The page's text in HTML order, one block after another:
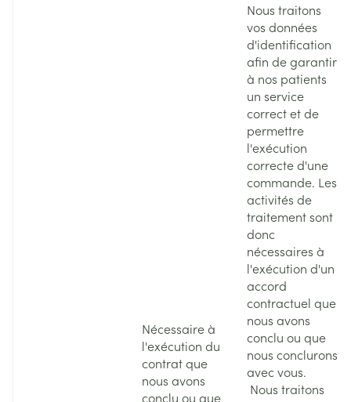
Nécessaire à
l'exécution du
contrat que
nous avons
conclu ou que
Nous traitons
vos données
d'identification
afin de garantir
à nos patients
un service
correct et de
permettre
l'exécution
correcte d'une
commande. Les
activités de
traitement sont
donc
nécessaires à
l'exécution d'un
accord
contractuel que
nous avons
conclu ou que
nous conclurons
avec vous.
Nous traitons